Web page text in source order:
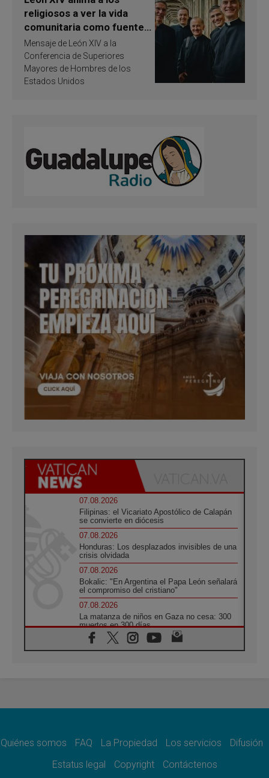
religiosos a ver la vida
comunitaria como fuente
de inspiración y
santificación
Mensaje de León XIV a la
Conferencia de Superiores
Mayores de Hombres de los
Estados Unidos
07.08.2026
Filipinas: el Vicariato Apostólico de Calapán
se convierte en diócesis
07.08.2026
Honduras: Los desplazados invisibles de una
crisis olvidada
07.08.2026
Bokalic: "En Argentina el Papa León señalará
el compromiso del cristiano"
07.08.2026
La matanza de niños en Gaza no cesa: 300
muertos en 300 días
07.08.2026
Tagle: La guerra desfigura el mundo, solo la
como misión al servicio del Evangelio
SIGNIS 2026, dar voz a las religiosas en el
espacio público
Quiénes somos FAQ La Propiedad Los servicios
Difusión
Estatus legal
Copyright Contáctenos